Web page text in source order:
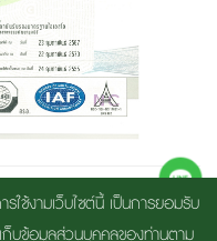
ใช้งามเว็บไซต์นี้ เป็นการยอมรับ
ก็บข้อมูลส่วนบุคคลของท่านตาม